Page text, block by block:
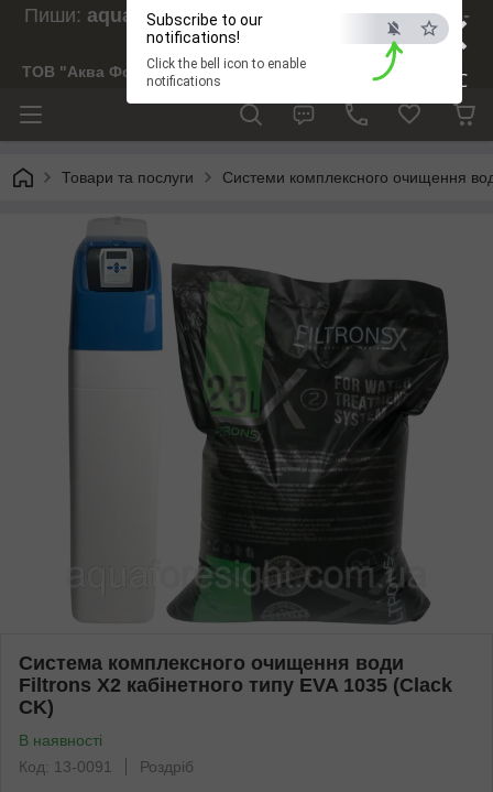
×
ESC
Subscribe to our
notifications!
Click the bell icon to enable
notifications
Пиши: aquaforesight@gmail.com , Дзвони:073-
238-29-97
ТОВ "Аква Форсайт"
Товари та послуги Системи комплексного очищення
Система комплексного очищення води
Filtrons X2 кабінетного типу EVA 1035 (Clack
CK)
В наявності
Код: 13-0091
Роздріб